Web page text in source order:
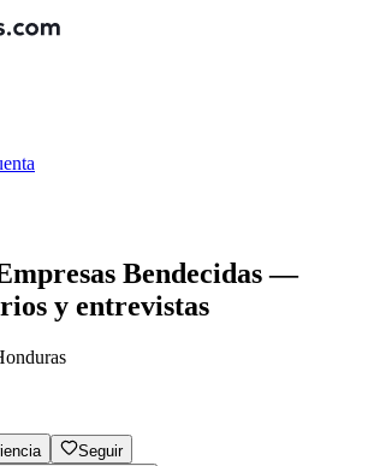
Bendecidas—
y entrevistas
Seguir